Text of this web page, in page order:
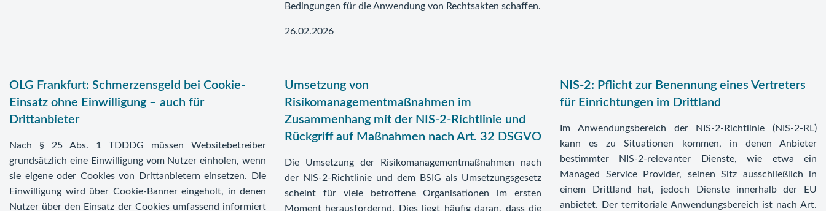
Bedingungen für die Anwendung von Rechtsakten schaffen.
26.02.2026
OLG Frankfurt: Schmerzensgeld bei Cookie-
Einsatz ohne Einwilligung – auch für
Drittanbieter
Nach § 25 Abs. 1 TDDDG müssen Websitebetreiber
grundsätzlich eine Einwilligung vom Nutzer einholen, wenn
sie eigene oder Cookies von Drittanbietern einsetzen. Die
Einwilligung wird über Cookie-Banner eingeholt, in denen
Nutzer über den Einsatz der Cookies umfassend informiert
Umsetzung von
Risikomanagementmaßnahmen im
Zusammenhang mit der NIS-2-Richtlinie und
Rückgriff auf Maßnahmen nach Art. 32 DSGVO
Die Umsetzung der Risikomanagementmaßnahmen nach
der NIS-2-Richtlinie und dem BSIG als Umsetzungsgesetz
scheint für viele betroffene Organisationen im ersten
Moment herausfordernd. Dies liegt häufig daran, dass die
NIS-2: Pflicht zur Benennung eines Vertreters
für Einrichtungen im Drittland
Im Anwendungsbereich der NIS-2-Richtlinie (NIS-2-RL)
kann es zu Situationen kommen, in denen Anbieter
bestimmter NIS-2-relevanter Dienste, wie etwa ein
Managed Service Provider, seinen Sitz ausschließlich in
einem Drittland hat, jedoch Dienste innerhalb der EU
anbietet. Der territoriale Anwendungsbereich ist nach Art.